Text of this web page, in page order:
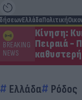
ΕλλάδαΠολιτική
BREAKING
NEWS
Κίνηση:
Πειραιά -
Ελλάδα Ρόδος